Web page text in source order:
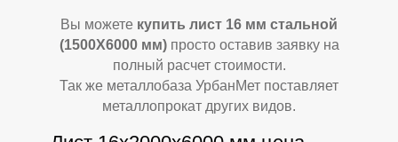
Вы можете купить лист 16 мм стальной
(1500Х6000 мм) просто оставив заявку на
полный расчет стоимости.
Так же металлобаза УрбанМет поставляет
металлопрокат других видов.